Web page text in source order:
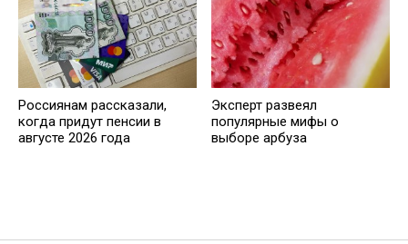
Россиянам рассказали,
когда придут пенсии в
августе 2026 года
Эксперт развеял
популярные мифы о
выборе арбуза